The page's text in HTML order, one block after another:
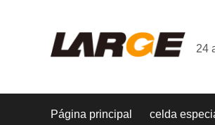
24
Página principal celda